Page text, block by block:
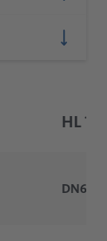
HL
DN65